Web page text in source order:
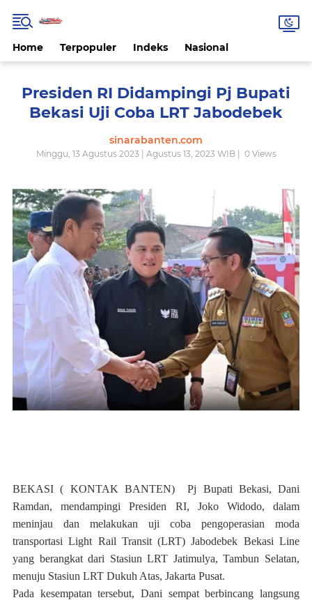
Home Terpopuler Indeks Nasional
Presiden RI Didampingi Pj Bupati
Bekasi Uji Coba LRT Jabodebek
sinarabanten.com
Minggu, 13 Agustus 2023 | Agustus 13, 2023 WIB | 0Views
BEKASI ( KONTAK BANTEN) Pj Bupati Bekasi, Dani
Ramdan, mendampingi Presiden RI, Joko Widodo, dalam
meninjau dan melakukan uji coba pengoperasian moda
transportasi Light Rail Transit (LRT) Jabodebek Bekasi Line
yang berangkat dari Stasiun LRT Jatimulya, Tambun Selatan,
menuju Stasiun LRT Dukuh Atas, Jakarta Pusat.
Pada kesempatan tersebut, Dani sempat berbincang langsung